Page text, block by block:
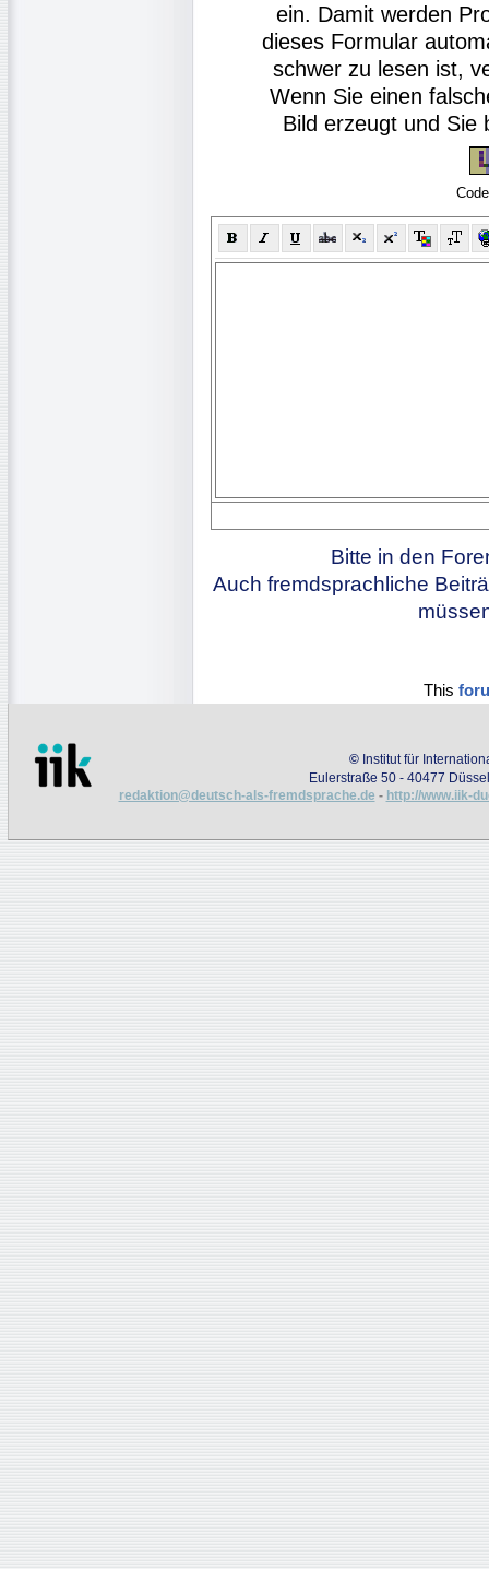
ein. Damit werden
dieses Formular
schwer zu lesen ist,
Wenn Sie einen
Bild erzeugt und Sie
Bitte in den
Auch fremdsprachliche
This
© Institut für
Eulerstraße 50 - 40477
redaktion@deutsch-als-fremdsprache.de - http://www.iik-